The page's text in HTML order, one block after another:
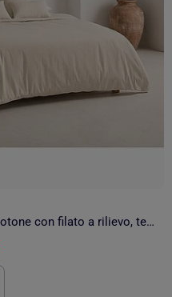
Copripiumino in cotone con filato a rilievo, tessuto testurizzato. Non include le federe.